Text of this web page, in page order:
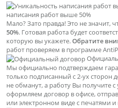
написания работ выше 50%
Мало? Зато правда! Это не значит,
50%. Готовая работа будет
которую вы укажете.Обратите
работ проверяем в программе
Мы официально подтверждаем
только подписанный с 2-ух сторон
не обманут, а работу Вы получите
оформляем договор в офисе,
или электронном виде с печатями